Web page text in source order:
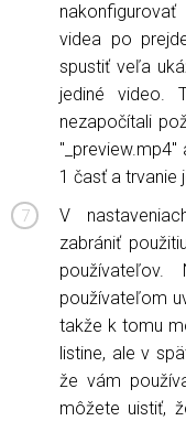
videa po
spustiť veľa
jediné video.
nezapočítali
1 časť a trvanie
V
zabrániť
používateľom
takže k tomu
listine, ale v
že vám
môžete uistiť,